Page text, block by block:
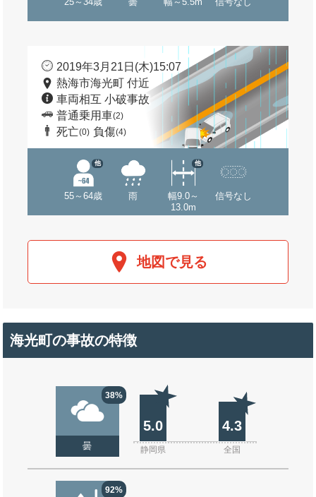
2019年3月21日(木)15:07
熱海市海光町 付近
車両相互 小破事故
普通乗用車(2)
死亡(0) 負傷(4)
55～64歳
他
雨
幅9.0～
13.0m
他
信号なし
地図で見る
海光町の事故の特徴
38%
曇
5.0 4.3
静岡県 全国
92%